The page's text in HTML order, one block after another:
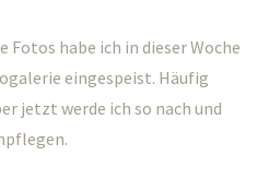
Fotos habe ich in dieser Woche
eingespeist. Häufig
jetzt werde ich so nach und